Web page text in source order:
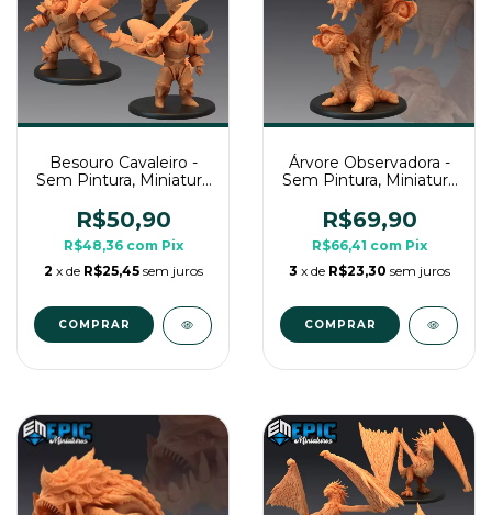
Besouro Cavaleiro -
Sem Pintura, Miniatura
de Mesa
R$50,90
R$48,36 com Pix
2 x de R$25,45 sem juros
COMPRAR
Árvore Observadora -
Sem Pintura, Miniatura
de Mesa
R$69,90
R$66,41 com Pix
3 x de R$23,30 sem juros